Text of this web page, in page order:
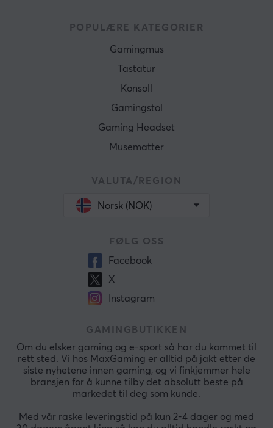
POPULÆRE KATEGORIER
Gamingmus
Tastatur
Konsoll
Gamingstol
Gaming Headset
Musematter
VALUTA/REGION
Norsk (NOK)
FØLG OSS
Facebook
X
Instagram
GAMINGBUTIKKEN
Om du elsker gaming og e-sport så har du kommet til
rett sted. Vi hos MaxGaming er alltid på jakt etter de
siste nyhetene innen gaming, og vi finkjemmer hele
bransjen for å kunne tilby det absolutt beste på
markedet til deg som kunde.
Med vår raske leveringstid på kun 2-4 dager og med